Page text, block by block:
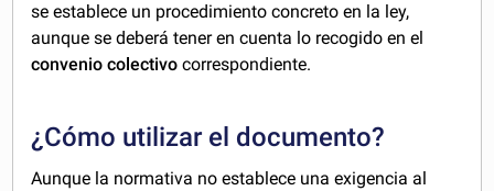
se establece un procedimiento concreto en la ley,
aunque se deberá tener en cuenta lo recogido en el
convenio colectivo correspondiente.
¿Cómo utilizar el documento?
Aunque la normativa no establece una exigencia al